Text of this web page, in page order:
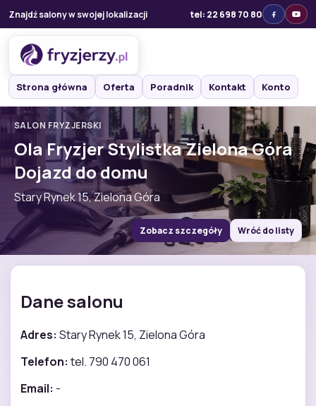
Znajdź salony w swojej lokalizacji tel: 22 698 70 80
Strona główna Oferta Poradnik Kontakt Konto
SALON FRYZJERSKI
Ola Fryzjer Stylistka Zielona Góra
Dojazd do domu
Stary Rynek 15, Zielona Góra
Zobacz szczegóły Wróć do listy
Dane salonu
Adres: Stary Rynek 15, Zielona Góra
Telefon: tel. 790 470 061
Email: -